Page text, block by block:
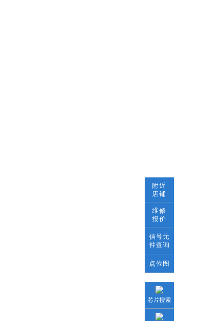
附近
店铺
维修
报价
信号元
件查询
点位图
芯片搜索